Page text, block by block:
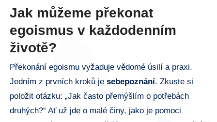
Jak můžeme překonat
egoismus v každodenním
životě?
Překonání egoismu vyžaduje vědomé úsilí a praxi.
Jedním z prvních kroků je sebepoznání. Zkuste si
položit otázku: „Jak často přemýšlím o potřebách
druhých?“ Ať už jde o malé činy, jako je pomoci